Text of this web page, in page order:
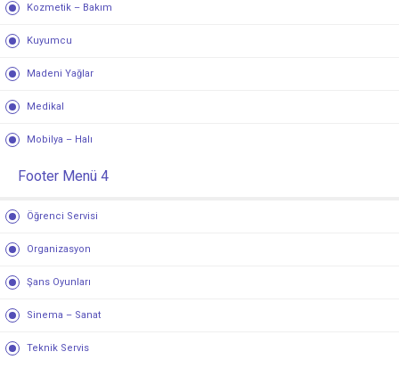
Kozmetik – Bakım
Kuyumcu
Madeni Yağlar
Medikal
Mobilya – Halı
Footer Menü 4
Öğrenci Servisi
Organizasyon
Şans Oyunları
Sinema – Sanat
Teknik Servis